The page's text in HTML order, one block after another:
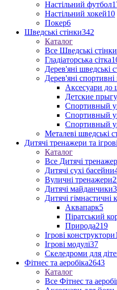
Настільний футбол
Настільний хокей10
Покер6
Шведські стінки342
Каталог
Все Шведські стінки
Гладіаторська сітка
Дерев'яні шведські
Дерев'яні
Аксесуари до
Детские
Спортивный
Спортивный
Спортивный
Металеві шведські
Дитячі тренажери та
Каталог
Все Дитячі
Дитячі сухі басейни
Вуличні тренажери
Дитячі майданчики
Дитячі гімнастичні
Аквапарк5
Піратський
Природа219
Ігрові конструктори
Ігрові модулі37
Скеледроми для
Фітнес та аеробіка2643
Каталог
Все Фітнес та